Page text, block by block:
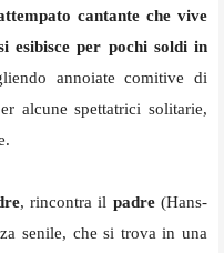
cantante che vive
esibisce per pochi soldi in
annoiate comitive di
alcune spettatrici solitarie,
, rincontra il padre(Hans-
senile, che si trova in una